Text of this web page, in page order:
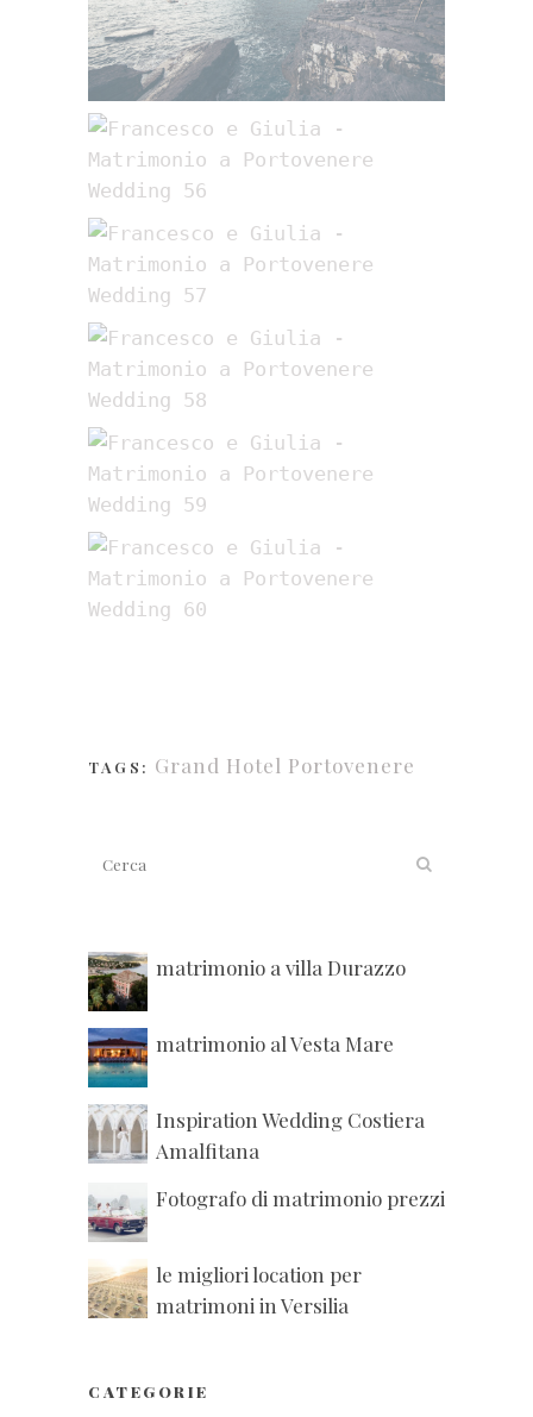
TAGS: Grand Hotel Portovenere
matrimonio a villa Durazzo
matrimonio al Vesta Mare
Inspiration Wedding Costiera
Amalfitana
Fotografo di matrimonio prezzi
le migliori location per
matrimoni in Versilia
CATEGORIE